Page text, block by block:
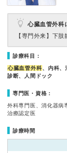
心臓血管外科
【専門外来】 下肢
診療科目：
心臓血管外科、内科、
診断、人間ドック
専門医・資格：
外科専門医、消化器病
治療認定医
診療時間